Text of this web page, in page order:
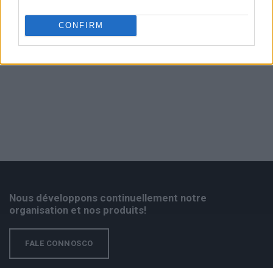
CONFIRM
Nous développons continuellement notre
organisation et nos produits!
FALE CONNOSCO